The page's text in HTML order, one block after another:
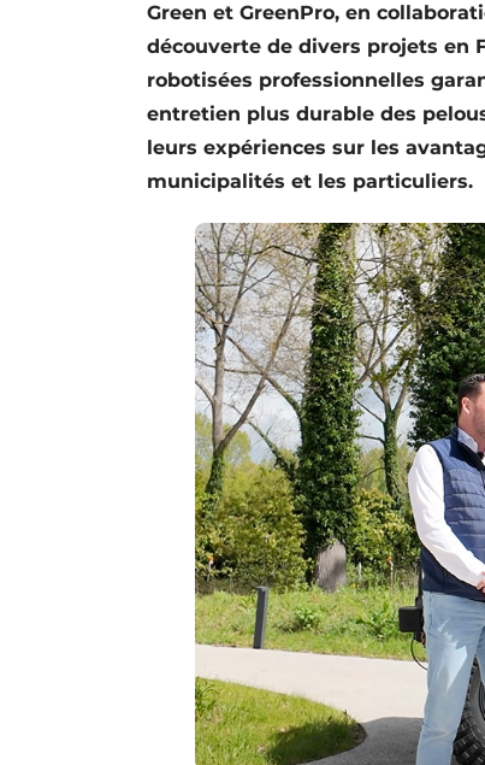
Green et GreenPro, en
découverte de divers projets en
robotisées professionnelles
entretien plus durable des
leurs expériences sur les
municipalités et les particuliers.